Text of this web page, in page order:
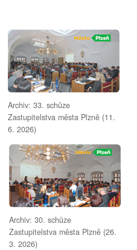
Archiv: 33. schůze
Zastupitelstva města Plzně (11.
6. 2026)
Archiv: 30. schůze
Zastupitelstva města Plzně (26.
3. 2026)